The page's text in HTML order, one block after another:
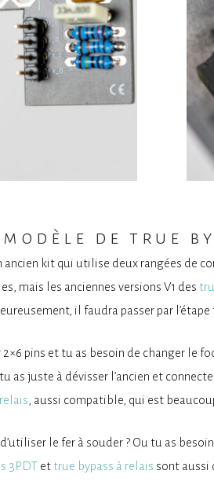
de true
ancien kit qui utilise deux rangées de
mais les anciennes versions V1 des
il faudra passer par
pins et tu as besoin de changer le
as juste à dévisser l’ancien et
, aussi compatible, qui est
d’utiliser le fer à souder ? Ou tu as
3PDT et true bypass à relais sont aussi